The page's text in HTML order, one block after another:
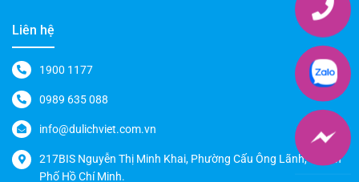
1900 1177
217BIS Nguyễn Thị Minh Khai, Phường Cấu Ông Lãnh, Thành
Phố Hồ Chí Minh.